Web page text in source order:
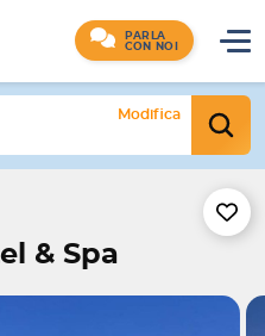
PARLA
CON NOI
Modifica
& Spa